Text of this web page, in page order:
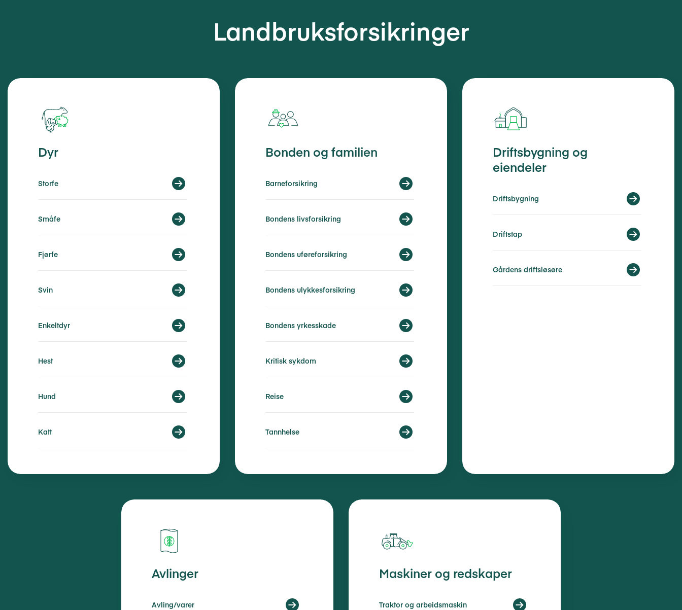
Landbruksforsikringer
Dyr
Storfe
Småfe
Fjørfe
Svin
Enkeltdyr
Hest
Hund
Katt
Bonden og familien
Barneforsikring
Bondens livsforsikring
Bondens uføreforsikring
Bondens ulykkesforsikring
Bondens yrkesskade
Kritisk sykdom
Reise
Tannhelse
Driftsbygning og
eiendeler
Driftsbygning
Driftstap
Gårdens driftsløsøre
Avlinger
Avling/varer
Maskiner og redskaper
Traktor og arbeidsmaskin